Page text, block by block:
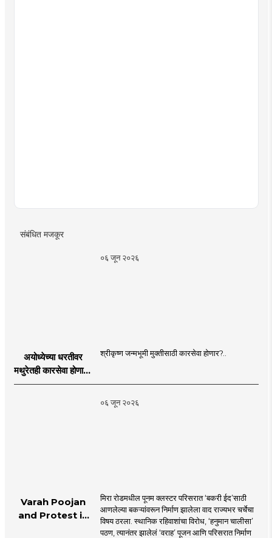
संबंधित मजकूर
०६ जून २०२६
अयोध्येच्या धरतीवर
मथुरेतही कारसेवा होणार?
| Shri Krishna
श्रीकृष्ण जन्मभूमी मुक्तीसाठी कारसेवा होणार?..
०६ जून २०२६
Varah Poojan
and Protest in
मिरा रोडमधील पूनम क्लस्टर परिसरात ‘बकरी ईद’साठी
आणलेल्या बकऱ्यांवरून निर्माण झालेला वाद राज्यभर चर्चेचा
विषय ठरला. स्थानिक रहिवाशांचा विरोध, ‘हनुमान चालीसा’
पठण, त्यानंतर झालेलं ‘वराह’ पूजन आणि परिसरात निर्माण